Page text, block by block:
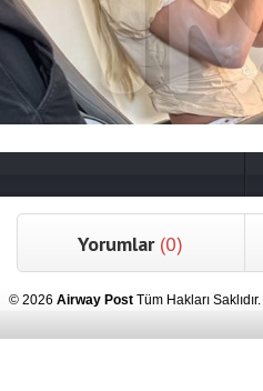
Yorumlar (0)
© 2026 Airway Post Tüm Hakları Saklıdır.